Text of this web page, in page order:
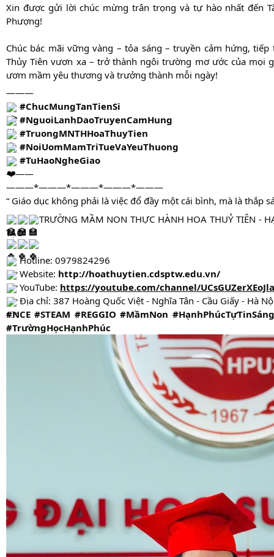
Xin được gửi lời chúc mừng trân trọng và tự hào nhất đến
Phượng!
Chúc bác mãi vững vàng – tỏa sáng – truyền cảm hứng, tiếp
Thủy Tiên vươn xa – trở thành ngôi trường mơ ước của mọi
ươm mầm yêu thương và trưởng thành mỗi ngày!
———
#ChucMungTanTienSi
#NguoiLanhDaoTruyenCamHung
#TruongMNTHHoaThuyTien
#NoiUomMamTriTueVaYeuThuong
#TuHaoNgheGiao
———
———*———*———*———*———
“ Giáo dục không phải là việc đổ đầy một cái bình, mà là thắp
TRƯỜNG MẦM NON THỰC HÀNH HOA THUỶ TIÊN -
TẠO
Hotline: 0979824296
Website: http://hoathuytien.cdsptw.edu.vn/
YouTube: https://youtube.com/channel/
Địa chỉ: 387 Hoàng Quốc Việt - Nghĩa Tân - Cầu Giấy - Hà
#NCE #STEAM #REGGIO #MầmNon
#TrườngHọcHạnhPhúc